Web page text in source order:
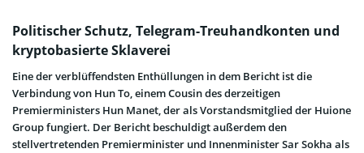
Politischer Schutz, Telegram-Treuhandkonten und
kryptobasierte Sklaverei
Eine der verblüffendsten Enthüllungen in dem Bericht ist die
Verbindung von Hun To, einem Cousin des derzeitigen
Premierministers Hun Manet, der als Vorstandsmitglied der Huione
Group fungiert. Der Bericht beschuldigt außerdem den
stellvertretenden Premierminister und Innenminister Sar Sokha als